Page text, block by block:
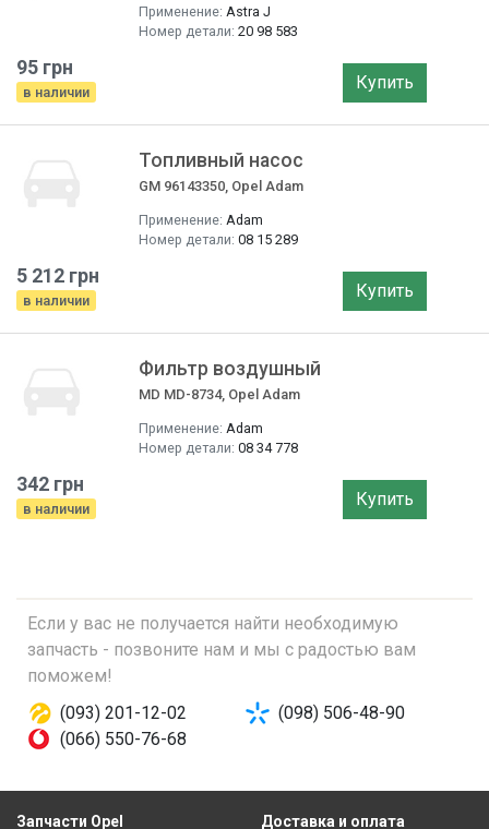
Применение: Astra J
Номер детали: 20 98 583
95 грн
в наличии Купить
Топливный насос
GM 96143350, Opel Adam
Применение: Adam
Номер детали: 08 15 289
5 212 грн
в наличии Купить
Фильтр воздушный
MD MD-8734, Opel Adam
Применение: Adam
Номер детали: 08 34 778
342 грн
в наличии Купить
Если у вас не получается найти необходимую
запчасть - позвоните нам и мы с радостью вам
поможем!
(093) 201-12-02
(098) 506-48-90
(066) 550-76-68
Запчасти Opel Доставка и оплата